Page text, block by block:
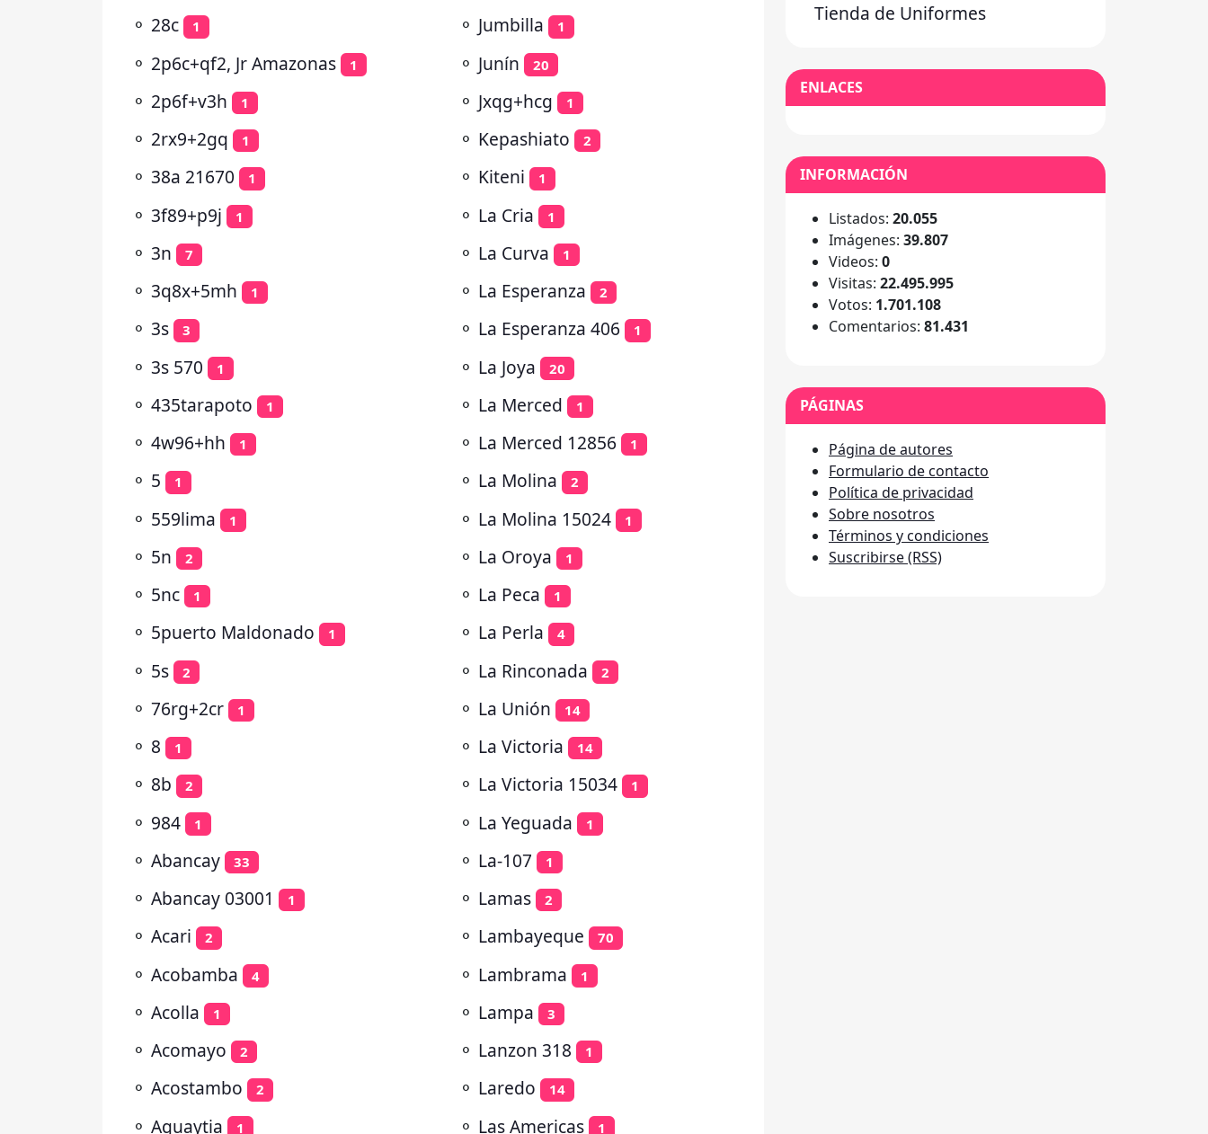
⚬ 28c 1
⚬ 2p6c+qf2, Jr Amazonas 1
⚬ 2p6f+v3h 1
⚬ 2rx9+2gq 1
⚬ 38a 21670 1
⚬ 3f89+p9j 1
⚬ 3n 7
⚬ 3q8x+5mh 1
⚬ 3s 3
⚬ 3s 570 1
⚬ 435tarapoto 1
⚬ 4w96+hh 1
⚬ 5 1
⚬ 559lima 1
⚬ 5n 2
⚬ 5nc 1
⚬ 5puerto Maldonado 1
⚬ 5s 2
⚬ 76rg+2cr 1
⚬ 8 1
⚬ 8b 2
⚬ 984 1
⚬ Abancay 33
⚬ Abancay 03001 1
⚬ Acari 2
⚬ Acobamba 4
⚬ Acolla 1
⚬ Acomayo 2
⚬ Acostambo 2
⚬ Aguaytia 1
⚬ Jumbilla 1
⚬ Junín 20
⚬ Jxqg+hcg 1
⚬ Kepashiato 2
⚬ Kiteni 1
⚬ La Cria 1
⚬ La Curva 1
⚬ La Esperanza 2
⚬ La Esperanza 406 1
⚬ La Joya 20
⚬ La Merced 1
⚬ La Merced 12856 1
⚬ La Molina 2
⚬ La Molina 15024 1
⚬ La Oroya 1
⚬ La Peca 1
⚬ La Perla 4
⚬ La Rinconada 2
⚬ La Unión 14
⚬ La Victoria 14
⚬ La Victoria 15034 1
⚬ La Yeguada 1
⚬ La-107 1
⚬ Lamas 2
⚬ Lambayeque 70
⚬ Lambrama 1
⚬ Lampa 3
⚬ Lanzon 318 1
⚬ Laredo 14
⚬ Las Americas 1
Tienda de Uniformes
ENLACES
INFORMACIÓN
Listados: 20.055
Imágenes: 39.807
Videos: 0
Visitas: 22.495.995
Votos: 1.701.108
Comentarios: 81.431
PÁGINAS
Página de autores
Formulario de contacto
Política de privacidad
Sobre nosotros
Términos y condiciones
Suscribirse (RSS)